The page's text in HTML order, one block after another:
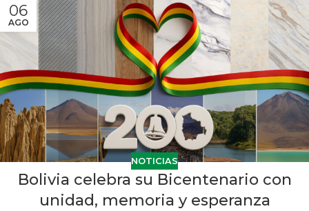
06
AGO
NOTICIAS
Bolivia celebra su Bicentenario con
unidad, memoria y esperanza